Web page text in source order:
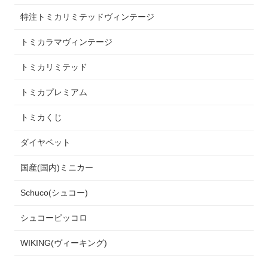
特注トミカリミテッドヴィンテージ
トミカラマヴィンテージ
トミカリミテッド
トミカプレミアム
トミカくじ
ダイヤペット
国産(国内)ミニカー
Schuco(シュコー)
シュコーピッコロ
WIKING(ヴィーキング)